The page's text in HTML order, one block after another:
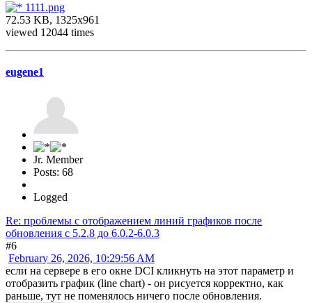
1111.png
72.53 KB, 1325x961
viewed 12044 times
eugene1
Jr. Member
Posts: 68
Logged
Re: проблемы с отображением линий графиков после
обновления c 5.2.8 до 6.0.2-6.0.3
#6
February 26, 2026, 10:29:56 AM
если на сервере в его окне DCI кликнуть на этот параметр и
отобразить график (line chart) - он рисуется корректно, как
раньше, тут не поменялось ничего после обновления.